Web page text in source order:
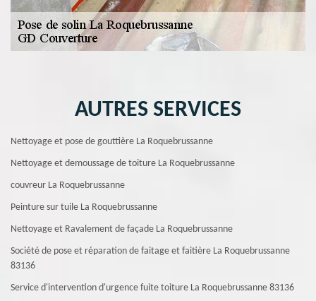
AUTRES SERVICES
Nettoyage et pose de gouttière La Roquebrussanne
Nettoyage et demoussage de toiture La Roquebrussanne
couvreur La Roquebrussanne
Peinture sur tuile La Roquebrussanne
Nettoyage et Ravalement de façade La Roquebrussanne
Société de pose et réparation de faitage et faitière La Roquebrussanne
83136
Service d'intervention d'urgence fuite toiture La Roquebrussanne 83136